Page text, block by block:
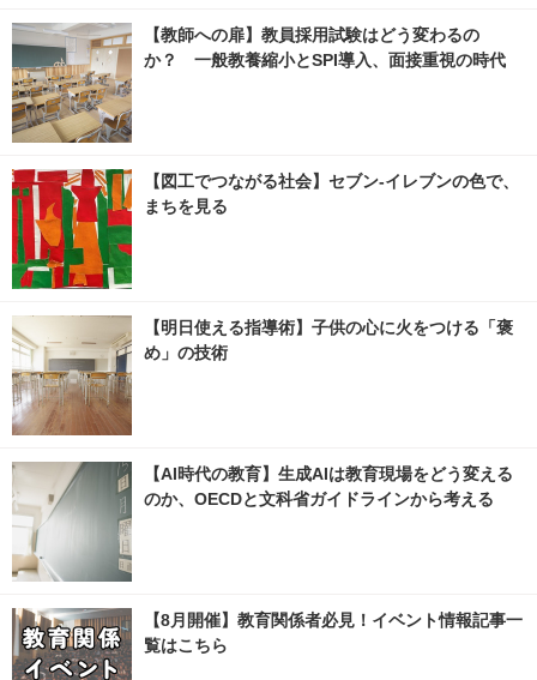
【教師への扉】教員採用試験はどう変わるの
か？ 一般教養縮小とSPI導入、面接重視の時代
【図工でつながる社会】セブン‐イレブンの色で、
まちを見る
【明日使える指導術】子供の心に火をつける「褒
め」の技術
【AI時代の教育】生成AIは教育現場をどう変える
のか、OECDと文科省ガイドラインから考える
【8月開催】教育関係者必見！イベント情報記事一
覧はこちら